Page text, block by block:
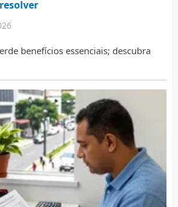
benefícios essenciais; descubra